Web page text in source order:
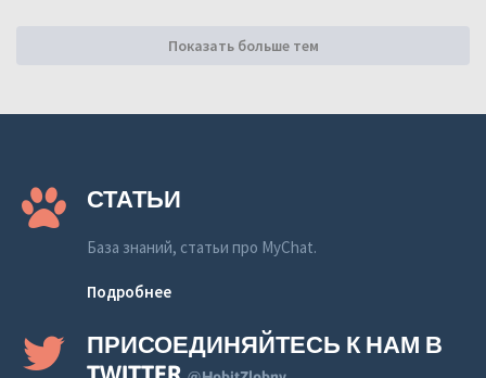
Показать больше тем
СТАТЬИ
База знаний, статьи про MyChat.
Подробнее
ПРИСОЕДИНЯЙТЕСЬ К НАМ В